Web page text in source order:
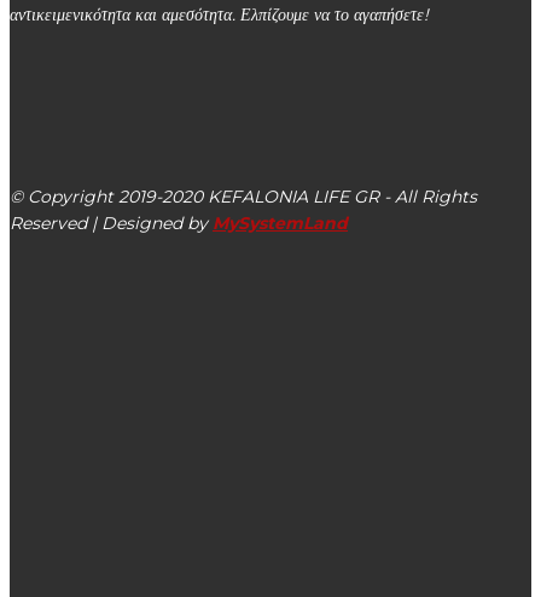
αντικειμενικότητα και αμεσότητα. Ελπίζουμε να το αγαπήσετε!
© Copyright 2019-2020 KEFALONIA LIFE GR - All Rights
Reserved | Designed by MySystemLand